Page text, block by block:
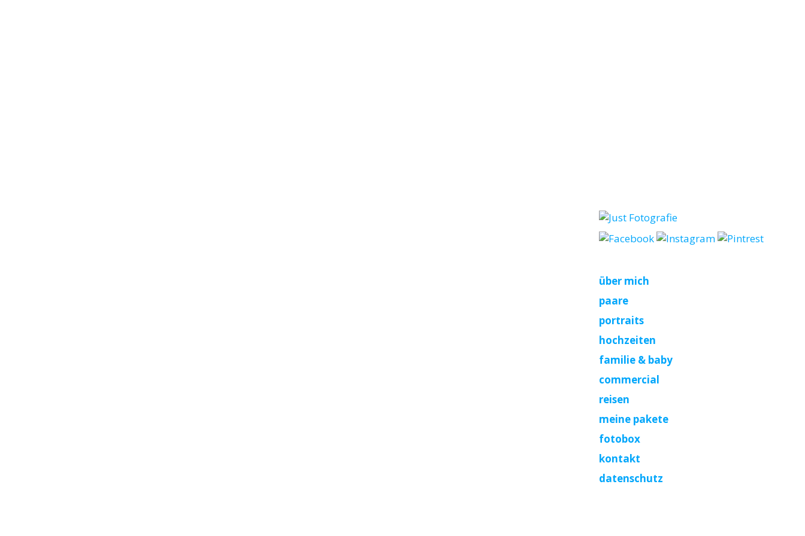
über mich
paare
portraits
hochzeiten
familie & baby
commercial
reisen
meine pakete
fotobox
kontakt
datenschutz